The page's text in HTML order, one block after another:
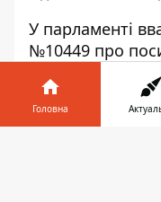
У парламенті
№10449 про
може
Верховною
лютого,
Головна